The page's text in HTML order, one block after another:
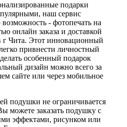
подарки
наш сервис
- фотопечать на
онлайн заказа и доставкой
г Чита. Этот инновационный
привнести личностный
особенный подарок
дизайн можно всего за
сайте или через мобильное
подушки не ограничивается
можете заказать подушку с
эффектами, рисунком или